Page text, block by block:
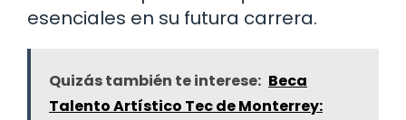
esenciales en su futura carrera.
Quizás también te interese: Beca
Talento Artístico Tec de Monterrey: